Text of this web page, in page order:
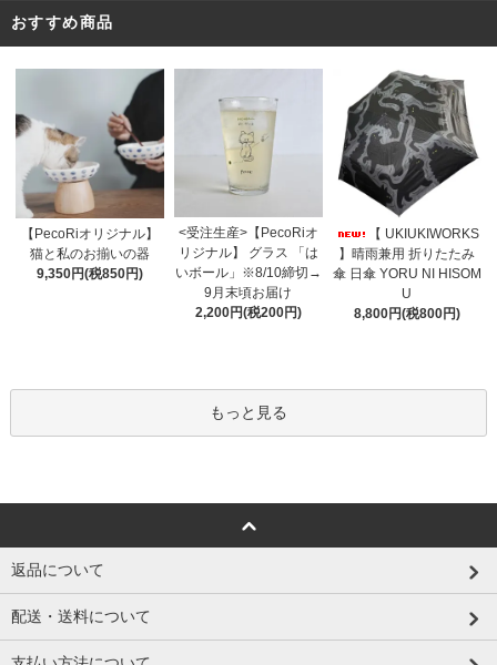
おすすめ商品
【PecoRiオリジナル】
猫と私のお揃いの器
9,350円(税850円)
<受注生産>【PecoRiオ
リジナル】 グラス 「は
いボール」※8/10締切→
9月末頃お届け
2,200円(税200円)
【 UKIUKIWORKS
】晴雨兼用 折りたたみ
傘 日傘 YORU NI HISOM
U
8,800円(税800円)
もっと見る
返品について
配送・送料について